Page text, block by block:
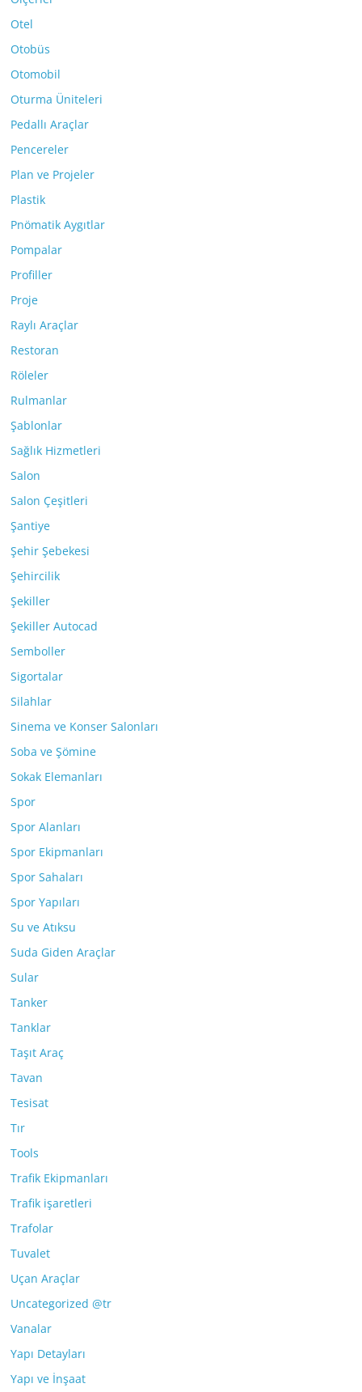
Otel
Otobüs
Otomobil
Oturma Üniteleri
Pedallı Araçlar
Pencereler
Plan ve Projeler
Plastik
Pnömatik Aygıtlar
Pompalar
Profiller
Proje
Raylı Araçlar
Restoran
Röleler
Rulmanlar
Şablonlar
Sağlık Hizmetleri
Salon
Salon Çeşitleri
Şantiye
Şehir Şebekesi
Şehircilik
Şekiller
Şekiller Autocad
Semboller
Sigortalar
Silahlar
Sinema ve Konser Salonları
Soba ve Şömine
Sokak Elemanları
Spor
Spor Alanları
Spor Ekipmanları
Spor Sahaları
Spor Yapıları
Su ve Atıksu
Suda Giden Araçlar
Sular
Tanker
Tanklar
Taşıt Araç
Tavan
Tesisat
Tır
Tools
Trafik Ekipmanları
Trafik işaretleri
Trafolar
Tuvalet
Uçan Araçlar
Uncategorized @tr
Vanalar
Yapı Detayları
Yapı ve İnşaat